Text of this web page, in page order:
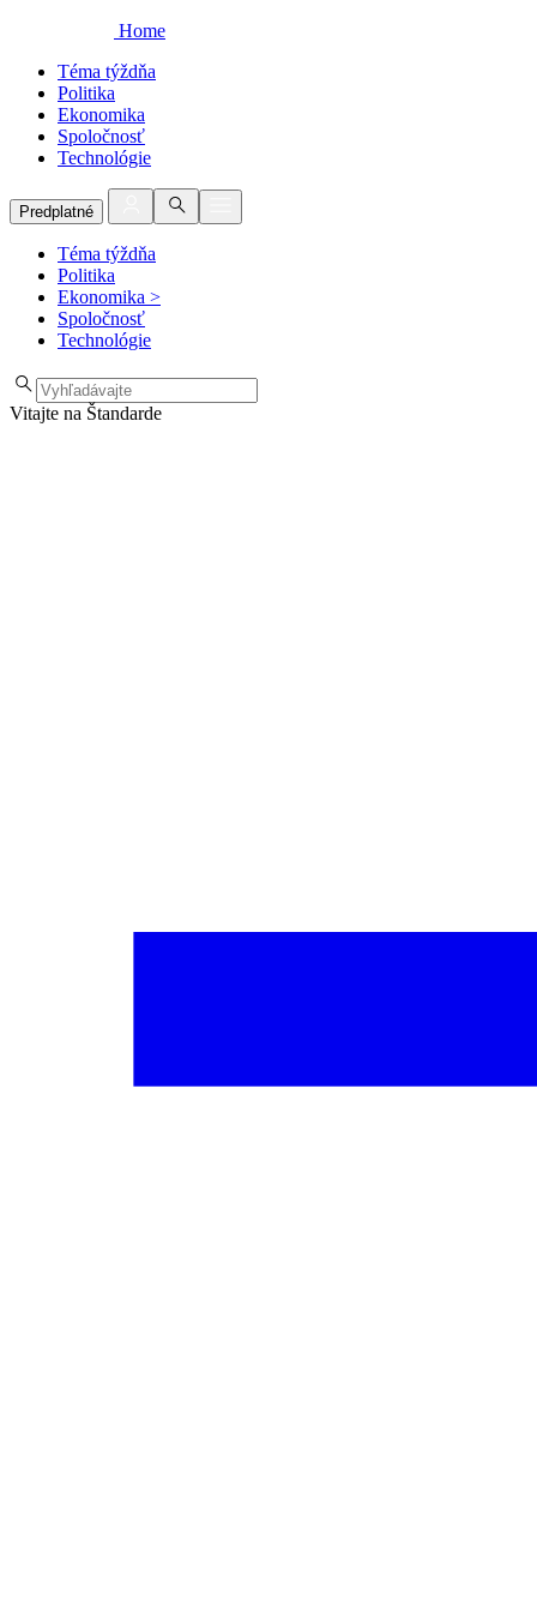
Home
Téma týždňa
Politika
Ekonomika
Spoločnosť
Technológie
Predplatné
Téma týždňa
Politika
Ekonomika >
Spoločnosť
Technológie
Vitajte na Štandarde